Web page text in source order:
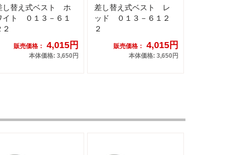
し替え式ベスト ホ
イト ０１３－６１
２
販売価格： 4,015円
本体価格: 3,650円
差し替え式ベスト レ
ッド ０１３－６１２
２
販売価格： 4,015円
本体価格: 3,650円